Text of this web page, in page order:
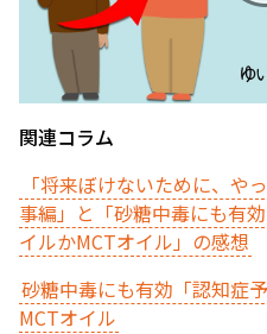
関連コラム
「将来ぼけないために、
事編」と「砂糖中毒にも有
イルかMCTオイル」の感想
砂糖中毒にも有効「認知症
MCTオイル
予
‘さんルーム’ でさ
遠方にお住まいで当院